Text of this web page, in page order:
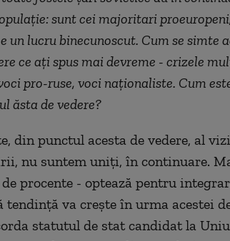
sunt cei majoritari
un lucru binecunoscut. Cum se simte
ce ați spus mai devreme - crizele
pro-ruse, voci naționaliste. Cum
ăsta de vedere?
din punctul acesta de vedere, al
nu suntem uniți, în continuare.
procente - optează pentru
tendință va crește în urma acestei
statutul de stat candidat la